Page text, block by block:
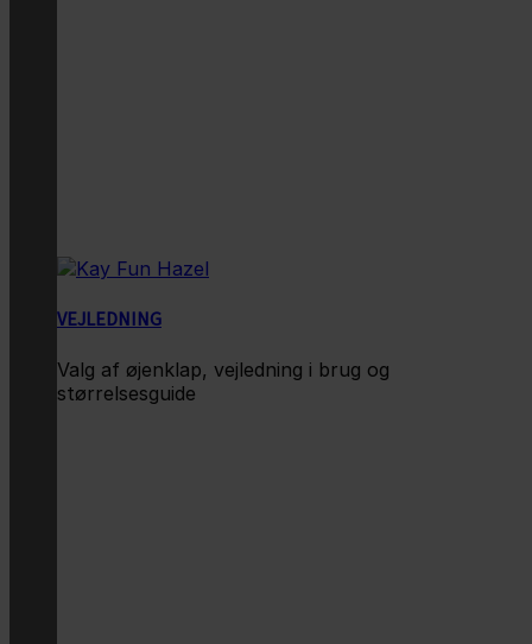
VEJLEDNING
Valg af øjenklap, vejledning i brug og
størrelsesguide